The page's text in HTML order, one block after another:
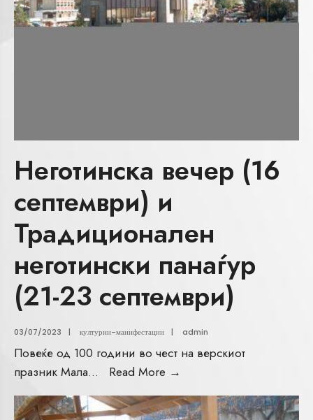
Неготинска вечер (16
септември) и
Традиционален
неготински панаѓур
(21-23 септември)
03/07/2023 | културни-манифестации | admin
Повеќе од 100 години во чест на верскиот
празник Мала... Read More →